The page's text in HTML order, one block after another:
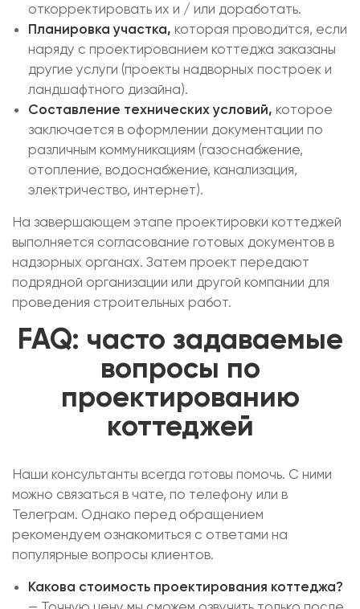
откорректировать их и / или доработать.
Планировка участка, которая проводится, если
наряду с проектированием коттеджа заказаны
другие услуги (проекты надворных построек и
ландшафтного дизайна).
Составление технических условий, которое
заключается в оформлении документации по
различным коммуникациям (газоснабжение,
отопление, водоснабжение, канализация,
электричество, интернет).
На завершающем этапе проектировки коттеджей
выполняется согласование готовых документов в
надзорных органах. Затем проект передают
подрядной организации или другой компании для
проведения строительных работ.
FAQ: часто задаваемые
вопросы по
проектированию
коттеджей
Наши консультанты всегда готовы помочь. С ними
можно связаться в чате, по телефону или в
Телеграм. Однако перед обращением
рекомендуем ознакомиться с ответами на
популярные вопросы клиентов.
Какова стоимость проектирования коттеджа?